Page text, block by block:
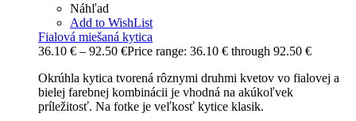
Náhľad
Add to WishList
Fialová miešaná kytica
36.10 € – 92.50 €Price range: 36.10 € through 92.50 €
Okrúhla kytica tvorená rôznymi druhmi kvetov vo fialovej a
bielej farebnej kombinácii je vhodná na akúkoľvek
príležitosť. Na fotke je veľkosť kytice klasik.